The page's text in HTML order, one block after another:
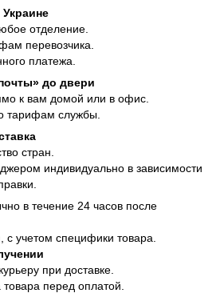
отделение.
перевозчика.
платежа.
до двери
к вам домой или в офис.
тарифам службы.
стран.
индивидуально в зависимости
в течение 24 часов после
с учетом специфики товара.
при доставке.
перед оплатой.